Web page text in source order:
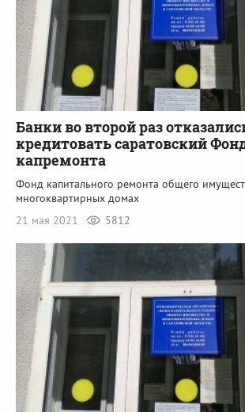
Банки во второй раз
кредитовать саратовский
капремонта
Фонд капитального ремонта общего
многоквартирных домах
21 мая 2021
5812